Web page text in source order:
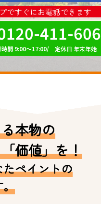
ですぐにお電話できます
411-606
時間 9:00～17:00/ 定休日 年末年始
本物の
価値」を！
ペイントの
。